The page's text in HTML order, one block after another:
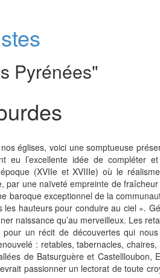
Pyrénées"
églises, voici une somptueuse
l’excellente idée de compléter
(XVIIe et XVIIIe) où le
une naïveté empreinte de
exceptionnel de la
hauteurs pour conduire au ciel ».
naissance qu’au merveilleux. Les
un récit de découvertes qui nous
: retables, tabernacles,
de Batsurguère et
passionner un lectorat de toute